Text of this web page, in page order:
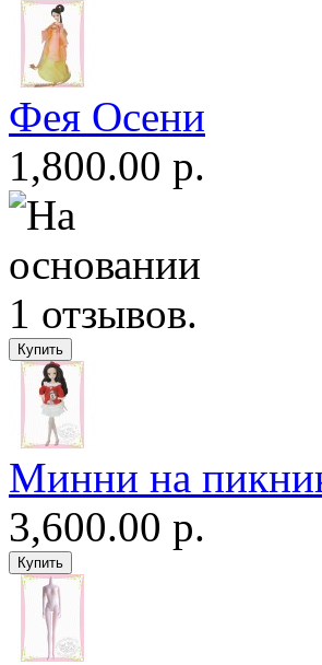
Фея Осени
1,800.00 р.
Минни на
3,600.00 р.